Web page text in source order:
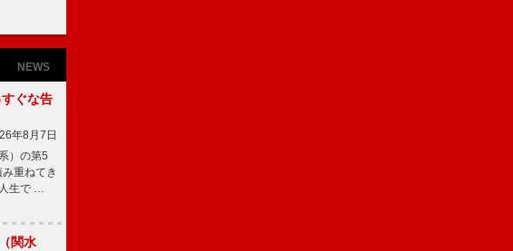
NEWS
ぐな告
年8月7日
）の第5
重ねてき
生で …
関水